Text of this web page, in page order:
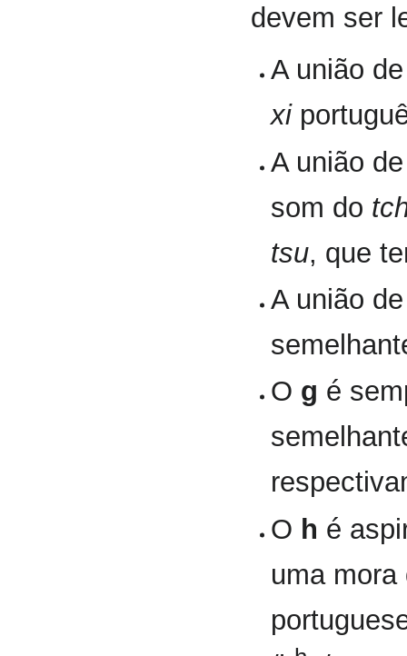
devem ser
A união
xi
A união
som do
tsu, que
A união
O g é
O h é
uma